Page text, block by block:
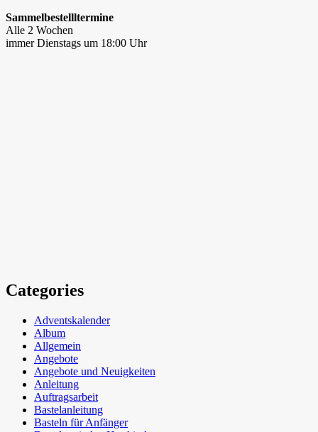
Sammelbestellltermine
Alle 2 Wochen
immer Dienstags um 18:00 Uhr
Categories
Adventskalender
Album
Allgemein
Angebote
Angebote und Neuigkeiten
Anleitung
Auftragsarbeit
Bastelanleitung
Basteln für Anfänger